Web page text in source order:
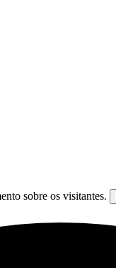
sobre os visitantes.